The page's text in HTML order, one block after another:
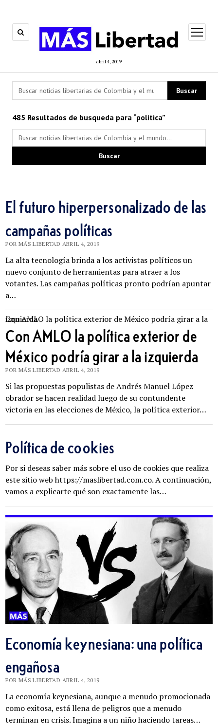
abril 4, 2019
open
menu
485 Resultados de busqueda para “politica”
El futuro hiperpersonalizado de las
campañas políticas
POR MÁS LIBERTAD ABRIL 4, 2019
La alta tecnología brinda a los activistas políticos un
nuevo conjunto de herramientas para atraer a los
votantes. Las campañas políticas pronto podrían apuntar
a…
Con AMLO la política exterior de México podría girar a la izquierda
Con AMLO la política exterior de
México podría girar a la izquierda
POR MÁS LIBERTAD ABRIL 4, 2019
Si las propuestas populistas de Andrés Manuel López
obrador se hacen realidad luego de su contundente
victoria en las elecciones de México, la política exterior…
Política de cookies
Por si deseas saber más sobre el uso de cookies que realiza
este sitio web https://maslibertad.com.co. A continuación,
vamos a explicarte qué son exactamente las…
Economía keynesiana: una política
engañosa
POR MÁS LIBERTAD ABRIL 4, 2019
La economía keynesiana, aunque a menudo promocionada
como exitosa, está llena de peligros que a menudo
terminan en crisis. Imagina a un niño haciendo tareas…